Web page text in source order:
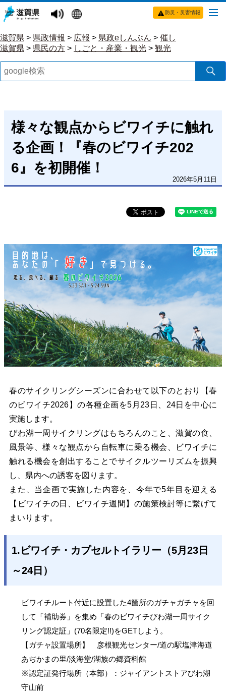
防災・災害情報
滋賀県 > 県政情報 > 広報 > 県政eしんぶん > 催し
滋賀県 > 県民の方 > しごと・産業・観光 > 観光
様々な観点からビワイチに触れ
る企画！『春のビワイチ202
6』を初開催！
2026年5月11日
春のサイクリングシーズンに合わせて以下のとおり【春
のビワイチ2026】の各種企画を5月23日、24日を中心に
実施します。
びわ湖一周サイクリングはもちろんのこと、滋賀の食、
風景等、様々な観点から自転車に乗る機会、ビワイチに
触れる機会を創出することでサイクルツーリズムを振興
し、県内への誘客を図ります。
また、当企画で実施した内容を、今年で5年目を迎える
【ビワイチの日、ビワイチ週間】の施策検討等に繋げて
まいります。
1.ビワイチ・カプセルトイラリー（5月23日
～24日）
ビワイチルート付近に設置した4箇所のガチャガチャを回
して「補助券」を集め「春のビワイチびわ湖一周サイク
リング認定証」(70名限定!!)をGETしよう。
【ガチャ設置場所】
彦根観光センター/道の駅塩津海道
あぢかまの里/淡海堂/湖族の郷資料館
※認定証発行場所（本部）：ジャイアントストアびわ湖
守山前